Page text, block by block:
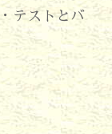
テストとバ